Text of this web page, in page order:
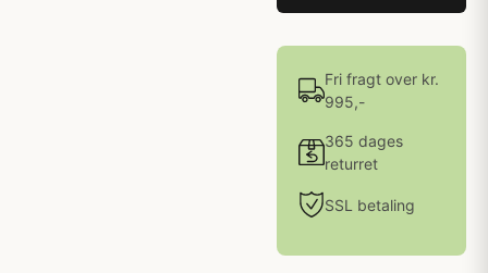
Fri fragt over kr.
995,-
365 dages
returret
SSL betaling